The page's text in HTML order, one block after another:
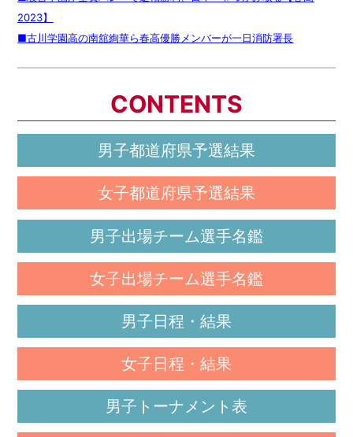
2023】
■古川学園高の南舘絢華ら春高優勝メンバーが一日消防署長
CONTENTS
男子都道府県予選結果
女子都道府県予選結果
男子出場チーム選手名鑑
女子出場チーム選手名鑑
男子日程・結果
女子日程・結果
男子トーナメント表